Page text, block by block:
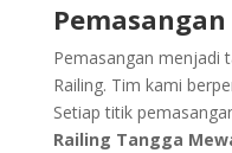
Pemasangan menjadi
Railing. Tim kami
Setiap titik
Railing Tangga